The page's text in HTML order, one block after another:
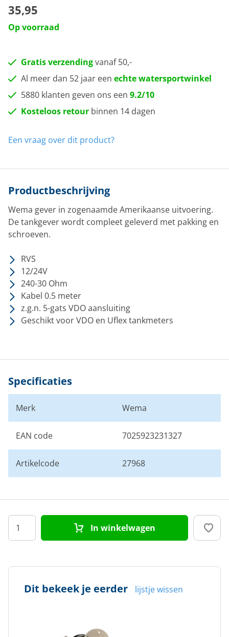
35,95
Op voorraad
Gratis verzendingvanaf 50,-
Al meer dan 52 jaar een echte watersportwinkel
5880 klanten geven ons een 9.2/10
Kosteloos retour binnen 14 dagen
Een vraag over dit product?
Productbeschrijving
Wema gever in zogenaamde Amerikaanse uitvoering.
De tankgever wordt compleet geleverd met pakking en
schroeven.
RVS
12/24V
240-30 Ohm
Kabel 0.5 meter
z.g.n. 5-gats VDO aansluiting
Geschikt voor VDO en Uflex tankmeters
Specificaties
Merk Wema
EAN code 7025923231327
Artikelcode 27968
In winkelwagen
Dit bekeek je eerder lijstje wissen